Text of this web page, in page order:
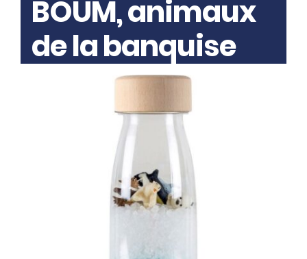
BOUM, animaux
de la banquise